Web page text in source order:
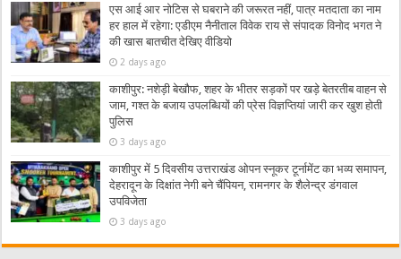
एस आई आर नोटिस से घबराने की जरूरत नहीं, पात्र मतदाता का नाम
हर हाल में रहेगा: एडीएम नैनीताल विवेक राय से संपादक विनोद भगत ने
की खास बातचीत देखिए वीडियो
2 days ago
काशीपुर: नशेड़ी बेखौफ, शहर के भीतर सड़कों पर खड़े बेतरतीब वाहन से
जाम, गश्त के बजाय उपलब्धियों की प्रेस विज्ञप्तियां जारी कर खुश होती
पुलिस
3 days ago
काशीपुर में 5 दिवसीय उत्तराखंड ओपन स्नूकर टूर्नामेंट का भव्य समापन,
देहरादून के दिक्षांत नेगी बने चैंपियन, रामनगर के शैलेन्द्र डंगवाल
उपविजेता
3 days ago